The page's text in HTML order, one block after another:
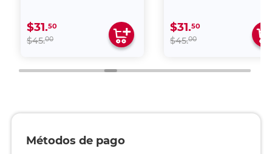
$31.50
$45.00
$31.50
$45.00
Métodos de pago